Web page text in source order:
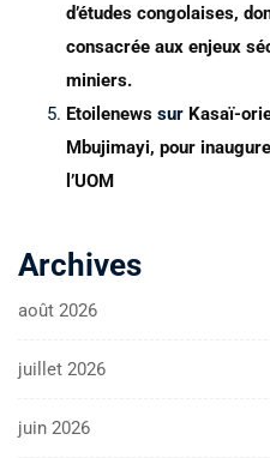
d’études congolaises,
consacrée aux enjeux
miniers.
Etoilenews sur Kasaï-
Mbujimayi, pour
l’UOM
Archives
août 2026
juillet 2026
juin 2026